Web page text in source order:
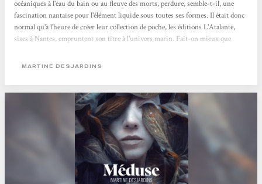
océaniques à l'eau du bain ou au fleuve des morts, perdure, semble-t-il, une
fascination nantaise pour l'élément liquide sous toutes ses formes. Il était donc
normal qu'à l'heure de créer leur collection de poche, les éditions L'Atalante,
sises à Nantes, empruntent son titre à l'univers marin. Fait-on mieux que
collection, extraordinaire roman de l'écrivaine québécoise Martine Desjardins,
MARTINE DESJARDINS